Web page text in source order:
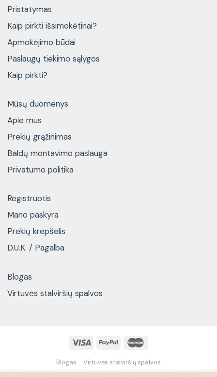
Pristatymas
Kaip pirkti išsimokėtinai?
Apmokėjimo būdai
Paslaugų tiekimo sąlygos
Kaip pirkti?
Mūsų duomenys
Apie mus
Prekių grąžinimas
Baldų montavimo paslauga
Privatumo politika
Registruotis
Mano paskyra
Prekių krepšelis
D.U.K. / Pagalba
Blogas
Virtuvės stalviršių spalvos
Blogas Virtuvės stalviršių spalvos